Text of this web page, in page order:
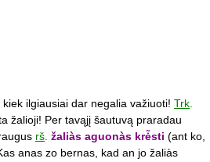
ilgiausiai dar negalia važiuoti! Trk.
žalioji! Per tavąjį šautuvą praradau
rš. žaliàs aguonàs krė̃sti (ant ko,
anas zo bernas, kad an jo žaliàs